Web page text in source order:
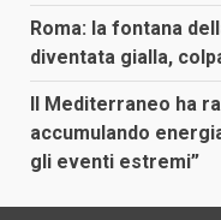
Roma: la fontana
diventata gialla,
Il Mediterraneo ha
accumulando
gli eventi estremi”